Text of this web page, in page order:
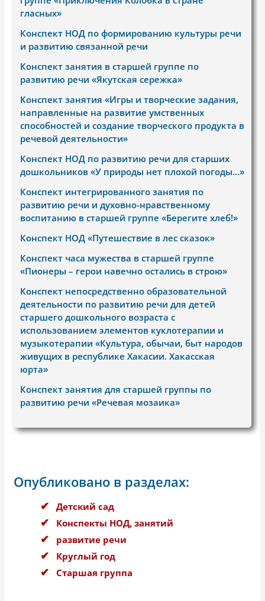
гласных»
Конспект НОД по формированию культуры речи
и развитию связанной речи
Конспект занятия в старшей группе по
развитию речи «Якутская сережка»
Конспект занятия «Игры и творческие задания,
направленные на развитие умственных
способностей и создание творческого продукта в
речевой деятельности»
Конспект НОД по развитию речи для старших
дошкольников «У природы нет плохой погоды…»
Конспект интегрированного занятия по
развитию речи и духовно-нравственному
воспитанию в старшей группе «Берегите хлеб!»
Конспект НОД «Путешествие в лес сказок»
Конспект часа мужества в старшей группе
«Пионеры – герои навечно остались в строю»
Конспект непосредственно образовательной
деятельности по развитию речи для детей
старшего дошкольного возраста с
использованием элементов куклотерапии и
музыкотерапии «Культура, обычаи, быт народов
живущих в республике Хакасии. Хакасская
юрта»
Конспект занятия для старшей группы по
развитию речи «Речевая мозаика»
Опубликовано в разделах:
Детский сад
Конспекты НОД, занятий
развитие речи
Круглый год
Старшая группа